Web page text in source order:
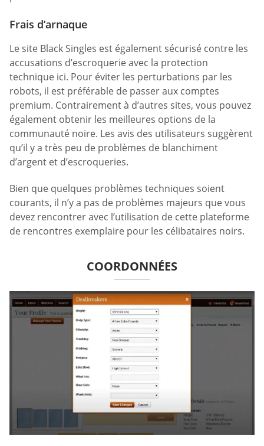
Frais d’arnaque
Le site Black Singles est également sécurisé contre les
accusations d’escroquerie avec la protection
technique ici. Pour éviter les perturbations par les
robots, il est préférable de passer aux comptes
premium. Contrairement à d’autres sites, vous pouvez
également obtenir les meilleures options de la
communauté noire. Les avis des utilisateurs suggèrent
qu’il y a très peu de problèmes de blanchiment
d’argent et d’escroqueries.
Bien que quelques problèmes techniques soient
courants, il n’y a pas de problèmes majeurs que vous
devez rencontrer avec l’utilisation de cette plateforme
de rencontres exemplaire pour les célibataires noirs.
COORDONNÉES